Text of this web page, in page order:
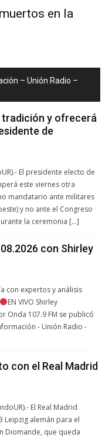
en la
– Unión Radio –
tradición y ofrecerá
de
El presidente electo de
este viernes otra
mandatario ante militares
y no ante el Congreso
la ceremonia […]
con Shirley
con expertos y análisis
EN VIVO Shirley
Onda 107.9 FM se publicó
- Unión Radio -
con el Real Madrid
El Real Madrid
Leipzig alemán para el
Diomande, que queda